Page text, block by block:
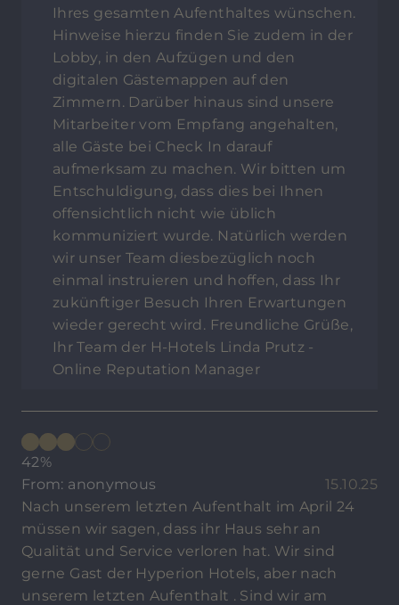
Ihres gesamten Aufenthaltes wünschen.
Hinweise hierzu finden Sie zudem in der
Lobby, in den Aufzügen und den
digitalen Gästemappen auf den
Zimmern. Darüber hinaus sind unsere
Mitarbeiter vom Empfang angehalten,
alle Gäste bei Check In darauf
aufmerksam zu machen. Wir bitten um
Entschuldigung, dass dies bei Ihnen
offensichtlich nicht wie üblich
kommuniziert wurde. Natürlich werden
wir unser Team diesbezüglich noch
einmal instruieren und hoffen, dass Ihr
zukünftiger Besuch Ihren Erwartungen
wieder gerecht wird. Freundliche Grüße,
Ihr Team der H-Hotels Linda Prutz -
Online Reputation Manager
42%
From: anonymous
15.10.25
Nach unserem letzten Aufenthalt im April 24
müssen wir sagen, dass ihr Haus sehr an
Qualität und Service verloren hat. Wir sind
gerne Gast der Hyperion Hotels, aber nach
unserem letzten Aufenthalt . Sind wir am